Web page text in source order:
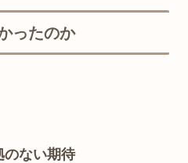
ったのか
のない期待